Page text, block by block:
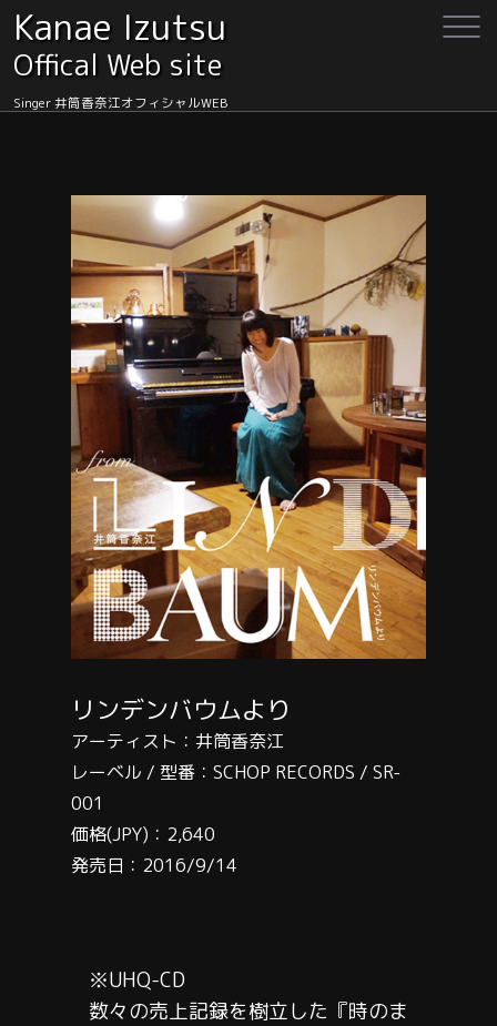
Kanae Izutsu
Offical Web site
Singer 井筒香奈江オフィシャルWEB
リンデンバウムより
アーティスト：井筒香奈江
レーベル / 型番：SCHOP RECORDS / SR-
001
価格(JPY)：2,640
発売日：2016/9/14
※UHQ-CD
数々の売上記録を樹立した『時のま